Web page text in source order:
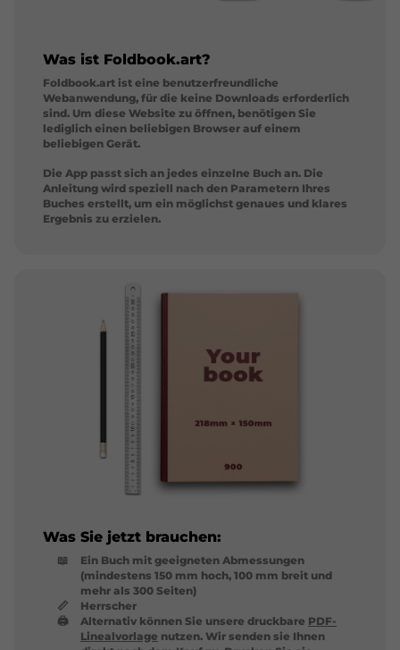
Was ist Foldbook.art?
Foldbook.art ist eine benutzerfreundliche
Webanwendung, für die keine Downloads erforderlich
sind. Um diese Website zu öffnen, benötigen Sie
lediglich einen beliebigen Browser auf einem
beliebigen Gerät.
Die App passt sich an jedes einzelne Buch an. Die
Anleitung wird speziell nach den Parametern Ihres
Buches erstellt, um ein möglichst genaues und klares
Ergebnis zu erzielen.
Was Sie jetzt brauchen:
📖
Ein Buch mit geeigneten Abmessungen
(mindestens 150 mm hoch, 100 mm breit und
mehr als 300 Seiten)
📏
Herrscher
🖨
Alternativ können Sie unsere druckbare PDF-
Linealvorlage nutzen. Wir senden sie Ihnen